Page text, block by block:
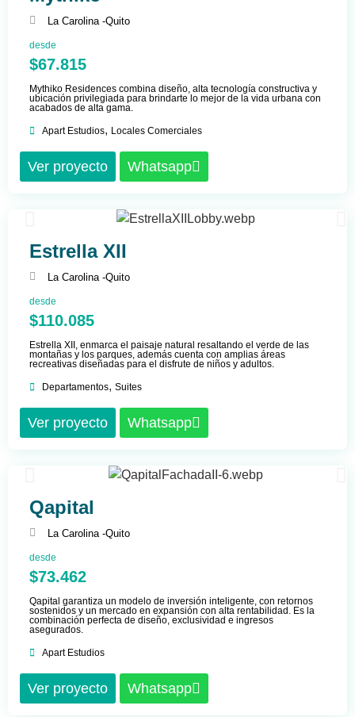
La Carolina -Quito
desde
$67.815
Mythiko Residences combina diseño, alta tecnología constructiva y
ubicación privilegiada para brindarte lo mejor de la vida urbana con
acabados de alta gama.
Apart Estudios, Locales Comerciales
Ver proyecto Whatsapp
Estrella XII
La Carolina -Quito
desde
$110.085
Estrella XII, enmarca el paisaje natural resaltando el verde de las
montañas y los parques, además cuenta con amplias áreas
recreativas diseñadas para el disfrute de niños y adultos.
Departamentos, Suites
Ver proyecto Whatsapp
Qapital
La Carolina -Quito
desde
$73.462
Qapital garantiza un modelo de inversión inteligente, con retornos
sostenidos y un mercado en expansión con alta rentabilidad. Es la
combinación perfecta de diseño, exclusividad e ingresos
asegurados.
Apart Estudios
Ver proyecto Whatsapp